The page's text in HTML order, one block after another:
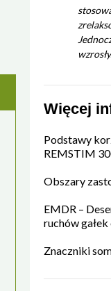
Więcej
Podstawy
REMSTIM
Obszary
EMDR –
ruchów
Znaczniki